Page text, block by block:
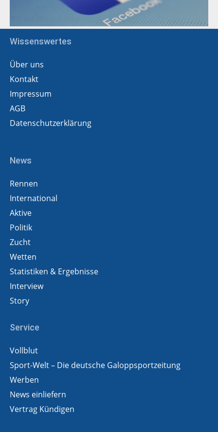
Wissenswertes
Über uns
Kontakt
Impressum
AGB
Datenschutzerklärung
News
Rennen
International
Aktive
Politik
Zucht
Wetten
Statistiken & Ergebnisse
Interview
Story
Service
Vollblut
Sport-Welt – Die deutsche Galoppsportzeitung
Werben
News einliefern
Vertrag Kündigen